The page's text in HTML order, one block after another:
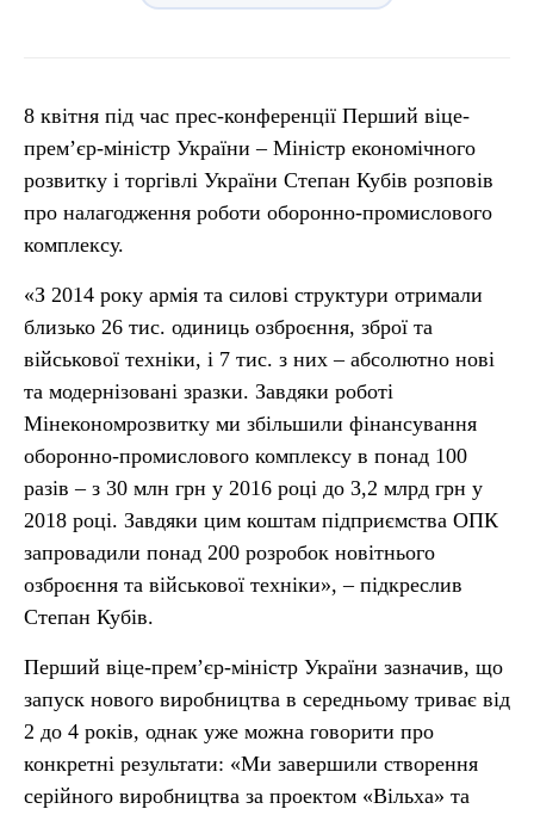
8 квітня під час прес-конференції Перший віце-
прем’єр-міністр України – Міністр економічного
розвитку і торгівлі України Степан Кубів розповів
про налагодження роботи оборонно-промислового
комплексу.
«З 2014 року армія та силові структури отримали
близько 26 тис. одиниць озброєння, зброї та
військової техніки, і 7 тис. з них – абсолютно нові
та модернізовані зразки. Завдяки роботі
Мінекономрозвитку ми збільшили фінансування
оборонно-промислового комплексу в понад 100
разів – з 30 млн грн у 2016 році до 3,2 млрд грн у
2018 році. Завдяки цим коштам підприємства ОПК
запровадили понад 200 розробок новітнього
озброєння та військової техніки», – підкреслив
Степан Кубів.
Перший віце-прем’єр-міністр України зазначив, що
запуск нового виробництва в середньому триває від
2 до 4 років, однак уже можна говорити про
конкретні результати: «Ми завершили створення
серійного виробництва за проектом «Вільха» та